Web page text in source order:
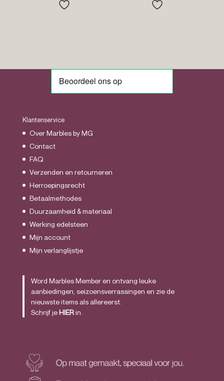
Klantenservice
Over Marbles by MG
Contact
FAQ
Verzenden en retourneren
Herroepingsrecht
Betaalmethodes
Duurzaamheid & materiaal
Werking edelsteen
Mijn account
Mijn verlanglijstje
Word Marbles Member en ontvang leuke
aanbiedingen, seizoensverrassingen en zie de
nieuwste items als allereerst.
Schrijf jeHIERin.